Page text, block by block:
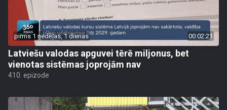
pirms 1 nedēļas, 1 dienas 00:02:21
Latviešu valodas apguvei tērē miljonus, bet
vienotas sistēmas joprojām nav
410. epizode